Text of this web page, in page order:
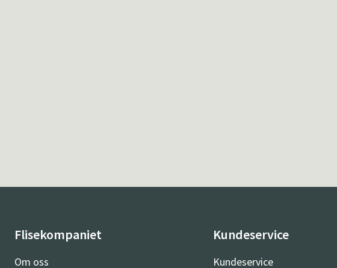
Flisekompaniet
Om oss
Kundeservice
Kundeservice